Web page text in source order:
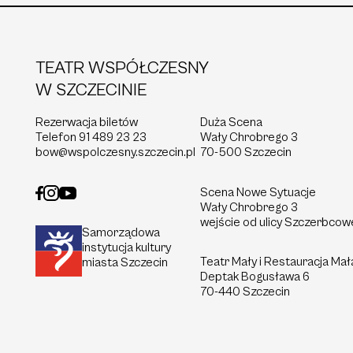
TEATR WSPÓŁCZESNY
W SZCZECINIE
Rezerwacja biletów
Telefon 91 489 23 23
bow@wspolczesny.szczecin.pl
Samorządowa
instytucja kultury
miasta Szczecin
Duża Scena
Wały Chrobrego 3
70-500 Szczecin
Scena Nowe Sytuacje
Wały Chrobrego 3
wejście od ulicy
Teatr Mały i Restauracja
Deptak Bogusława 6
70-440 Szczecin